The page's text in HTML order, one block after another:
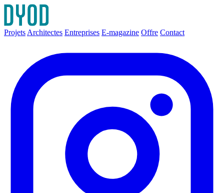
Projets Architectes Entreprises E-magazine Offre Contact